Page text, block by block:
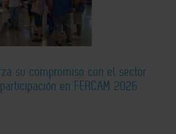
su compromiso con el sector
en FERCAM 2026